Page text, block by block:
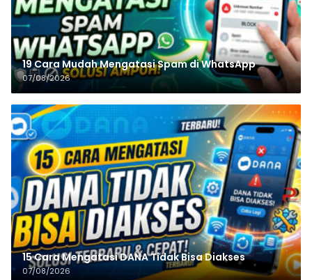
19 Cara Mudah Mengatasi Spam di WhatsApp
07/08/2026
15 Cara Mengatasi DANA Tidak Bisa Diakses
07/08/2026